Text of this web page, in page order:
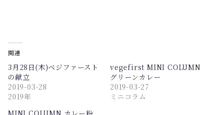
関連
3月28日(木)ベジファースト
の献立
2019-03-28
2019年
vegefirst MINI COLUMN
グリーンカレー
2019-03-27
ミニコラム
MINI COLUMN カレー粉